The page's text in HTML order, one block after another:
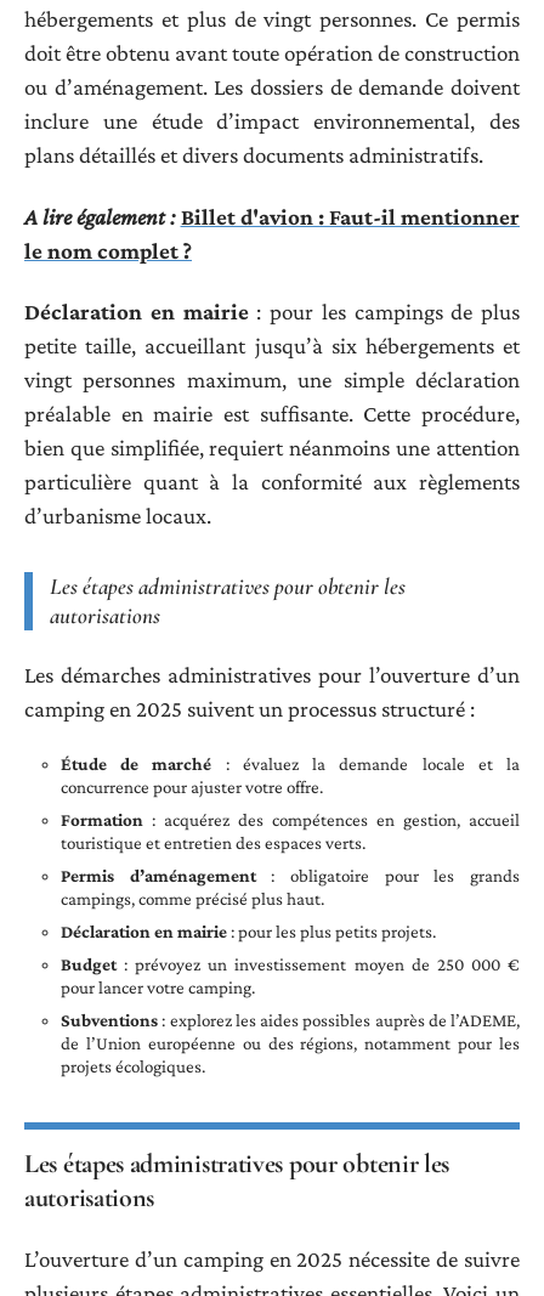
hébergements et plus de vingt personnes. Ce permis
doit être obtenu avant toute opération de construction
ou d’aménagement. Les dossiers de demande doivent
inclure une étude d’impact environnemental, des
plans détaillés et divers documents administratifs.
A lire également : Billet d'avion : Faut-il mentionner
le nom complet ?
Déclaration en mairie: pour les campings de plus
petite taille, accueillant jusqu’à six hébergements et
vingt personnes maximum, une simple déclaration
préalable en mairie est suffisante. Cette procédure,
bien que simplifiée, requiert néanmoins une attention
particulière quant à la conformité aux règlements
d’urbanisme locaux.
Les étapes administratives pour obtenir les
autorisations
Les démarches administratives pour l’ouverture d’un
camping en 2025 suivent un processus structuré :
Étude de marché : évaluez la demande locale et la
concurrence pour ajuster votre offre.
Formation : acquérez des compétences en gestion, accueil
touristique et entretien des espaces verts.
Permis d’aménagement: obligatoire pour les grands
campings, comme précisé plus haut.
Déclaration en mairie: pour les plus petits projets.
Budget: prévoyez un investissement moyen de 250 000 €
pour lancer votre camping.
Subventions: explorez les aides possibles auprès de l’ADEME,
de l’Union européenne ou des régions, notamment pour les
projets écologiques.
Les étapes administratives pour obtenir les
autorisations
L’ouverture d’un camping en 2025 nécessite de suivre